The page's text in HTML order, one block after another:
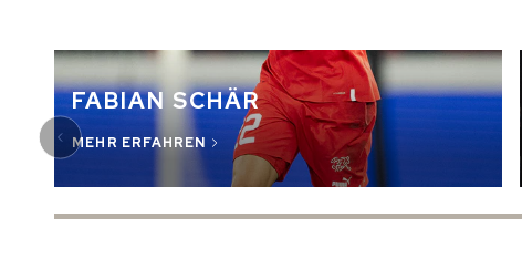
FABIAN SCHÄR
MEHR ERFAHREN